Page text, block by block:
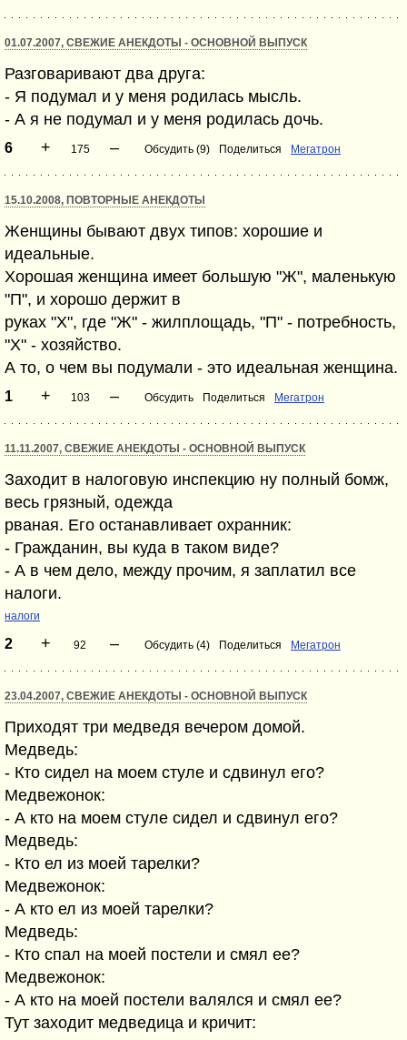
01.07.2007, СВЕЖИЕ АНЕКДОТЫ - ОСНОВНОЙ ВЫПУСК
Разговаривают два друга:
- Я подумал и у меня родилась мысль.
- А я не подумал и у меня родилась дочь.
6 + 175 – Обсудить (9) Поделиться Мегатрон
15.10.2008, ПОВТОРНЫЕ АНЕКДОТЫ
Женщины бывают двух типов: хорошие и
идеальные.
Хорошая женщина имеет большую "Ж", маленькую
"П", и хорошо держит в
руках "Х", где "Ж" - жилплощадь, "П" - потребность,
"Х" - хозяйство.
А то, о чем вы подумали - это идеальная женщина.
1 + 103 – Обсудить Поделиться Мегатрон
11.11.2007, СВЕЖИЕ АНЕКДОТЫ - ОСНОВНОЙ ВЫПУСК
Заходит в налоговую инспекцию ну полный бомж,
весь грязный, одежда
рваная. Его останавливает охранник:
- Гражданин, вы куда в таком виде?
- А в чем дело, между прочим, я заплатил все
налоги.
налоги
2 + 92 – Обсудить (4) Поделиться Мегатрон
23.04.2007, СВЕЖИЕ АНЕКДОТЫ - ОСНОВНОЙ ВЫПУСК
Приходят три медведя вечером домой.
Медведь:
- Кто сидел на моем стуле и сдвинул его?
Медвежонок:
- А кто на моем стуле сидел и сдвинул его?
Медведь:
- Кто ел из моей тарелки?
Медвежонок:
- А кто ел из моей тарелки?
Медведь:
- Кто спал на моей постели и смял ее?
Медвежонок:
- А кто на моей постели валялся и смял ее?
Тут заходит медведица и кричит: